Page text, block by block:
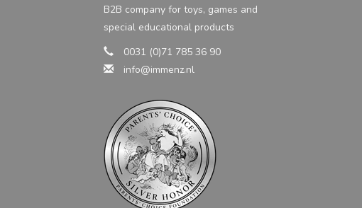
B2B company for toys, games and
special educational products
0031 (0)71 785 36 90
info@immenz.nl